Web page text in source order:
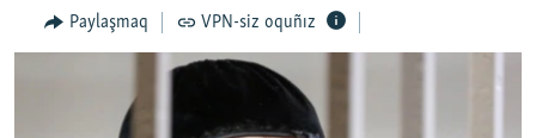
İNSAN AQLARI
Paylaşmaq VPN-siz oquñız